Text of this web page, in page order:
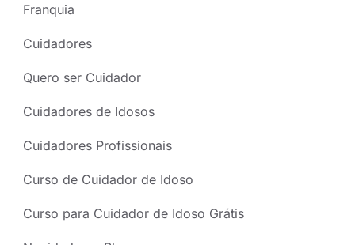
Franquia
Cuidadores
Quero ser Cuidador
Cuidadores de Idosos
Cuidadores Profissionais
Curso de Cuidador de Idoso
Curso para Cuidador de Idoso Grátis